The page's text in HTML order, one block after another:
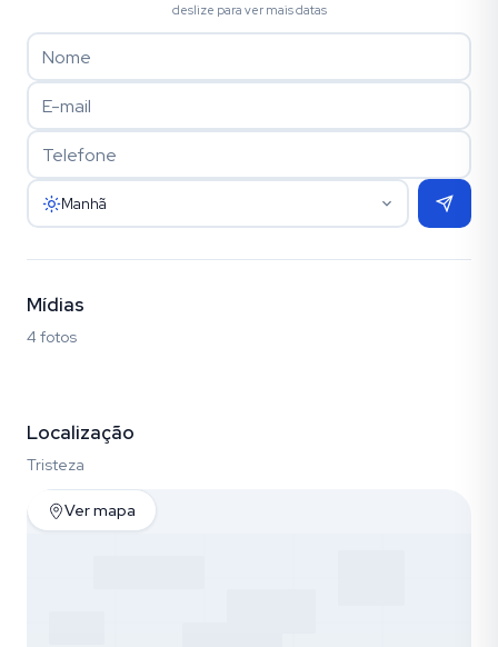
deslize para ver mais datas
Manhã
Mídias
4 fotos
Localização
Tristeza
Ver mapa